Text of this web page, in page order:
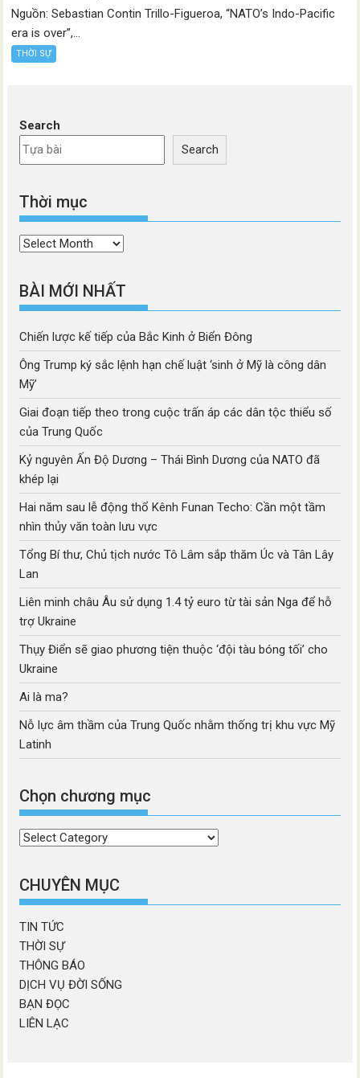
Nguồn: Sebastian Contin Trillo-Figueroa, “NATO’s Indo-Pacific
era is over”,...
THỜI SỰ
Search
Search
Thời mục
Thời
BÀI MỚI NHẤT
Chiến lược kế tiếp của Bắc Kinh ở Biển Đông
Ông Trump ký sắc lệnh hạn chế luật ‘sinh ở Mỹ là công dân
Mỹ’
Giai đoạn tiếp theo trong cuộc trấn áp các dân tộc thiểu số
của Trung Quốc
Kỷ nguyên Ấn Độ Dương – Thái Bình Dương của NATO đã
khép lại
Hai năm sau lễ động thổ Kênh Funan Techo: Cần một tầm
nhìn thủy văn toàn lưu vực
Tổng Bí thư, Chủ tịch nước Tô Lâm sắp thăm Úc và Tân Lây
Lan
Liên minh châu Âu sử dụng 1.4 tỷ euro từ tài sản Nga để hỗ
trợ Ukraine
Thụy Điển sẽ giao phương tiện thuộc ‘đội tàu bóng tối’ cho
Ukraine
Ai là ma?
Nỗ lực âm thầm của Trung Quốc nhằm thống trị khu vực Mỹ
Latinh
Chọn chương mục
Chọn
mục
CHUYÊN MỤC
TIN TỨC
THỜI SỰ
THÔNG BÁO
DỊCH VỤ ĐỜI SỐNG
BẠN ĐỌC
LIÊN LẠC